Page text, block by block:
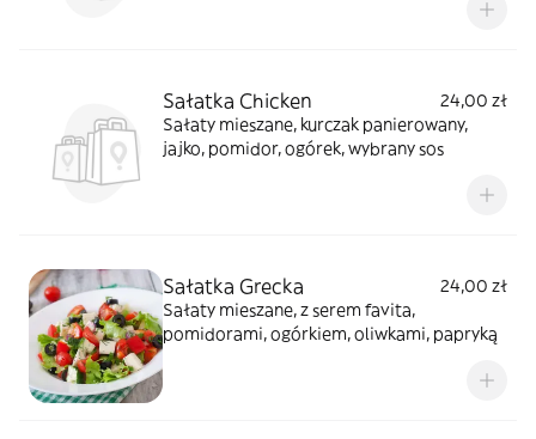
Sałatka Chicken
24,00 zł
Sałaty mieszane, kurczak panierowany,
jajko, pomidor, ogórek, wybrany sos
Sałatka Grecka
24,00 zł
Sałaty mieszane, z serem favita,
pomidorami, ogórkiem, oliwkami, papryką